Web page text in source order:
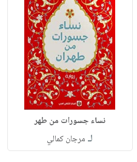
نساء جسورات من طهر
لـ مرجان كمالي